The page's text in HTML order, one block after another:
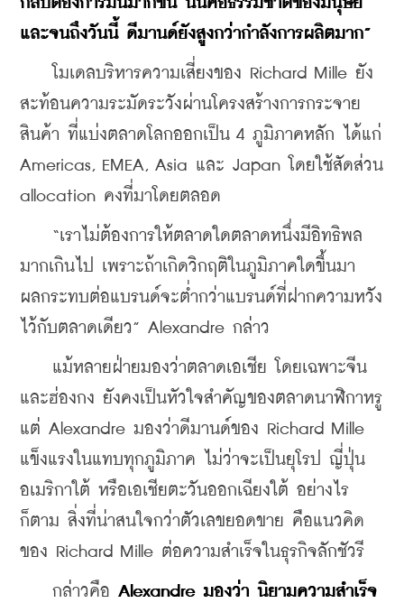
กลับต้องการมันมากขึ้น นั่นคือธรรมชาติของมนุษย์
และจนถึงวันนี้ ดีมานด์ยังสูงกว่ากำลังการผลิตมาก”
โมเดลบริหารความเสี่ยงของ Richard Mille ยัง
สะท้อนความระมัดระวังผ่านโครงสร้างการกระจาย
สินค้า ที่แบ่งตลาดโลกออกเป็น 4 ภูมิภาคหลัก ได้แก่
Americas, EMEA, Asia และ Japan โดยใช้สัดส่วน
allocation คงที่มาโดยตลอด
“เราไม่ต้องการให้ตลาดใดตลาดหนึ่งมีอิทธิพล
มากเกินไป เพราะถ้าเกิดวิกฤติในภูมิภาคใดขึ้นมา
ผลกระทบต่อแบรนด์จะต่ำกว่าแบรนด์ที่ฝากความหวัง
ไว้กับตลาดเดียว” Alexandre กล่าว
แม้หลายฝ่ายมองว่าตลาดเอเชีย โดยเฉพาะจีน
และฮ่องกง ยังคงเป็นหัวใจสำคัญของตลาดนาฬิกาหรู
แต่ Alexandre มองว่าดีมานด์ของ Richard Mille
แข็งแรงในแทบทุกภูมิภาค ไม่ว่าจะเป็นยุโรป ญี่ปุ่น
อเมริกาใต้ หรือเอเชียตะวันออกเฉียงใต้ อย่างไร
ก็ตาม สิ่งที่น่าสนใจกว่าตัวเลขยอดขาย คือแนวคิด
ของ Richard Mille ต่อความสำเร็จในธุรกิจลักชัวรี
กล่าวคือ Alexandre มองว่า นิยามความสำเร็จ